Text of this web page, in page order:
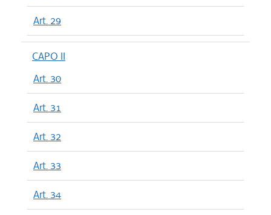
Art. 29
CAPO II
Art. 30
Art. 31
Art. 32
Art. 33
Art. 34